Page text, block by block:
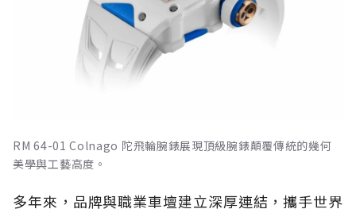
RM 64-01 Colnago 陀飛輪腕錶展現頂級腕錶顛覆傳統的幾何
美學與工藝高度。
多年來，品牌與職業車壇建立深厚連結，攜手世界